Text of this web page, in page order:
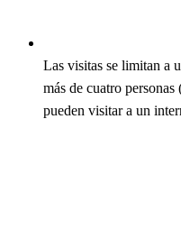
Las visitas se limitan a
más de cuatro
pueden visitar a un